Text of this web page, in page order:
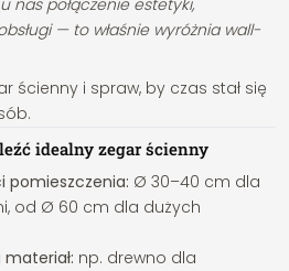
nas połączenie estetyki,
— to właśnie wyróżnia wall-
ścienny i spraw, by czas stał się
idealny zegar ścienny
pomieszczenia: Ø 30–40 cm dla
od Ø 60 cm dla dużych
np. drewno dla